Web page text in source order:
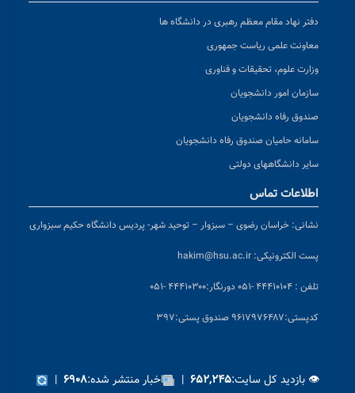
دفتر نهاد مقام معظم رهبری در دانشگاه ها
معاونت علمی ریاست جمهوری
وزارت علوم، تحقیقات و فناوری
سازمان امور دانشجویان
صندوق رفاه دانشجویان
سامانه حامیان صندوق رفاه دانشجویان
سایر دانشگاههای دولتی
اطلاعات تماس
نشانی: خراسان رضوی – سبزوار – توحید شهر- پردیس دانشگاه حکیم سبزواری
پست الکترونیکی: hakim@hsu.ac.ir
تلفن : ۴۴۴۱۰۱۰۴ -۰۵۱ دورنگار:۴۴۴۱۰۳۰۰ -۰۵۱
کدپستی:۹۶۱۷۹۷۶۴۸۷ صندوق پستی:۳۹۷
👁 بازدید کل سایت:۶۵۲,۲۴۵ | اخبار منتشر شده:۶۹۰۸ |